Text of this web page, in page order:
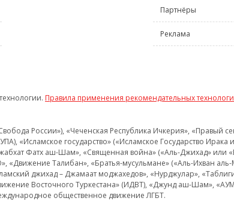
Партнёры
Реклама
Правила применения рекомендательных
России»), «Чеченская Республика Ичкерия», «Правый
«Исламское государство» («Исламское Государство
Фатх аш-Шам», «Священная война» («Аль-Джихад» или
Талибан», «Братья-мусульмане» («Аль-Ихван аль-
джихад – Джамаат моджахедов», «Нурджулар»,
Восточного Туркестана» (ИДВТ), «Джунд аш-Шам»,
общественное движение ЛГБТ.